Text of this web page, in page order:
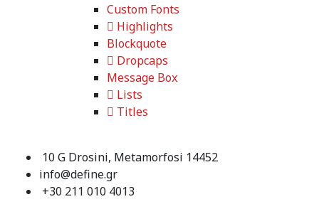
Custom Fonts
Highlights
Blockquote
Dropcaps
Message Box
Lists
Titles
10 G Drosini, Metamorfosi 14452
info@define.gr
+30 211 010 4013